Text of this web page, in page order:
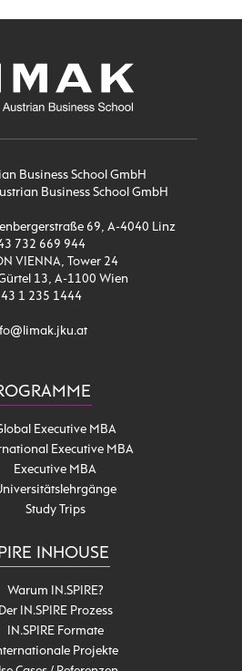
Business School GmbH
Business School GmbH
69, A-4040 Linz
732 669 944
VIENNA, Tower 24
13, A-1100 Wien
1 235 1444
Executive MBA
Executive MBA
Executive MBA
Study Trips
INHOUSE
Warum IN.SPIRE?
Der IN.SPIRE Prozess
IN.SPIRE Formate
Projekte